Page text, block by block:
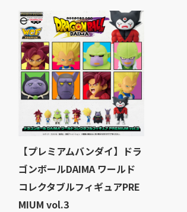
【プレミアムバンダイ】ドラ
ゴンボールDAIMA ワールド
コレクタブルフィギュアPRE
MIUM vol.3